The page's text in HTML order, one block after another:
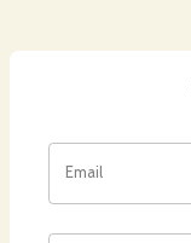
Email